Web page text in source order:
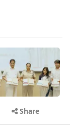
Share